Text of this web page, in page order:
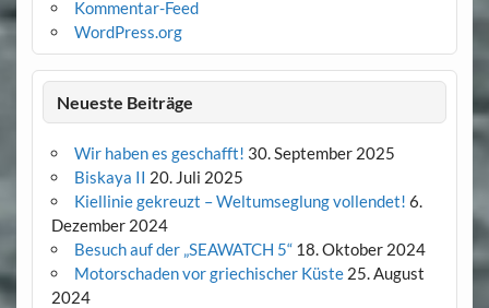
Kommentar-Feed
WordPress.org
Neueste Beiträge
Wir haben es geschafft! 30. September 2025
Biskaya II 20. Juli 2025
Kiellinie gekreuzt – Weltumseglung vollendet! 6.
Dezember 2024
Besuch auf der „SEAWATCH 5“ 18. Oktober 2024
Motorschaden vor griechischer Küste 25. August
2024